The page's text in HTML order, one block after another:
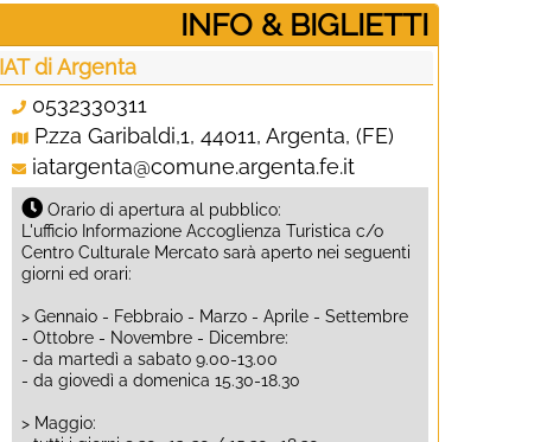
­INFO & BIGLIETTI
IAT di Argenta
0532330311
P.zza Garibaldi,1, 44011, Argenta, (FE)
iatargenta@comune.argenta.fe.it
Orario di apertura al pubblico:
L'ufficio Informazione Accoglienza Turistica c/o
Centro Culturale Mercato sarà aperto nei seguenti
giorni ed orari:
> Gennaio - Febbraio - Marzo - Aprile - Settembre
- Ottobre - Novembre - Dicembre:
- da martedì a sabato 9.00-13.00
- da giovedì a domenica 15.30-18.30
> Maggio: